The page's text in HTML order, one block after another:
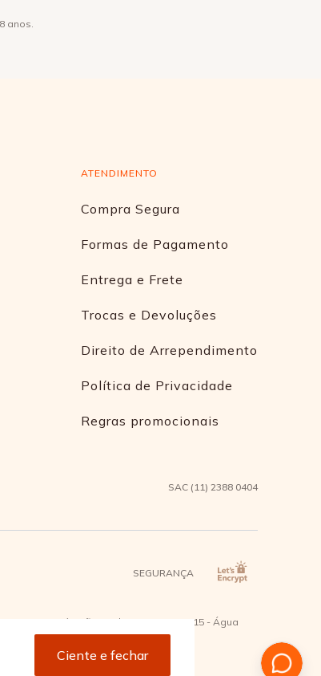
Ciente e fechar
anos.
ATENDIMENTO
Compra Segura
Formas de Pagamento
Entrega e Frete
Trocas e Devoluções
Direito de Arrependimento
Política de Privacidade
Regras promocionais
SAC (11) 2388 0404
SEGURANÇA
Mauá - São Paulo, CEP: 09380-115 - Água